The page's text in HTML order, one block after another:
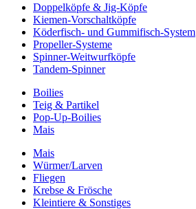
Doppelköpfe & Jig-Köpfe
Kiemen-Vorschaltköpfe
Köderfisch- und Gummifisch-System
Propeller-Systeme
Spinner-Weitwurfköpfe
Tandem-Spinner
Boilies
Teig & Partikel
Pop-Up-Boilies
Mais
Mais
Würmer/Larven
Fliegen
Krebse & Frösche
Kleintiere & Sonstiges